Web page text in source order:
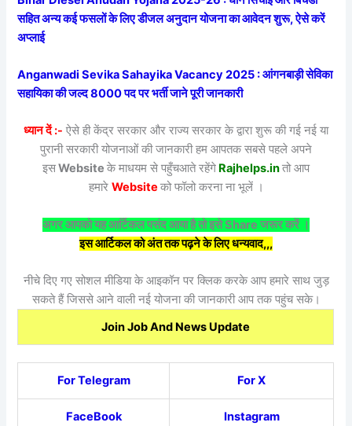
सहित अन्य कई फसलों के लिए डीजल अनुदान योजना का आवेदन शुरू, ऐसे करें
अप्लाई
Anganwadi Sevika Sahayika Vacancy 2025 : आंगनबाड़ी सेविका
सहायिका की जल्द 8000 पद पर भर्ती जाने पूरी जानकारी
ध्यान दें :- ऐसे ही केंद्र सरकार और राज्य सरकार के द्वारा शुरू की गई नई या
पुरानी सरकारी योजनाओं की जानकारी हम आपतक सबसे पहले अपने
इसWebsite के माधयम से पहुँचआते रहेंगे Rajhelps.inतो आप
हमारे Website को फॉलो करना ना भूलें ।
अगर आपको यह आर्टिकल पसंद आया है तो इसे Share जरूर करें ।
इस आर्टिकल को अंत तक पढ़ने के लिए धन्यवाद,,,
नीचे दिए गए सोशल मीडिया के आइकॉन पर क्लिक करके आप हमारे साथ जुड़
सकते हैं जिससे आने वाली नई योजना की जानकारी आप तक पहुंच सके।
Join Job And News Update
For Telegram For X
FaceBook Instagram